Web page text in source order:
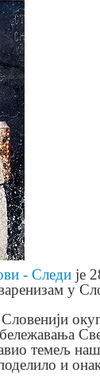
- Следи је
у
темељ
и